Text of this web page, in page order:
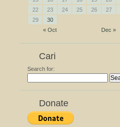
« Oct Dec »
22
23 24 25 26 27
29
30
Cari
Search for:
Donate